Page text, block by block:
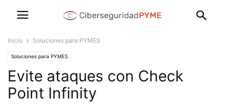
Inicio Soluciones para PYMES
Soluciones para PYMES
Evite ataques con Check
Point Infinity